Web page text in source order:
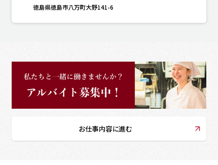
徳島県徳島市八万町大野141-6
お仕事内容に進む